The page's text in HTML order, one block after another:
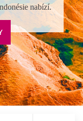
nabízí.